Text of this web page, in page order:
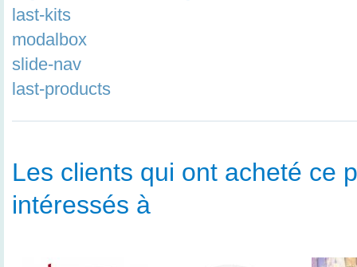
last-kits
modalbox
slide-nav
last-products
Les clients qui ont acheté ce
intéressés à